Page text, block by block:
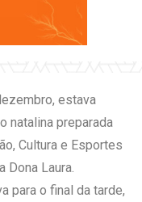
estava
natalina preparada
Cultura e Esportes
Dona Laura.
para o final da tarde,